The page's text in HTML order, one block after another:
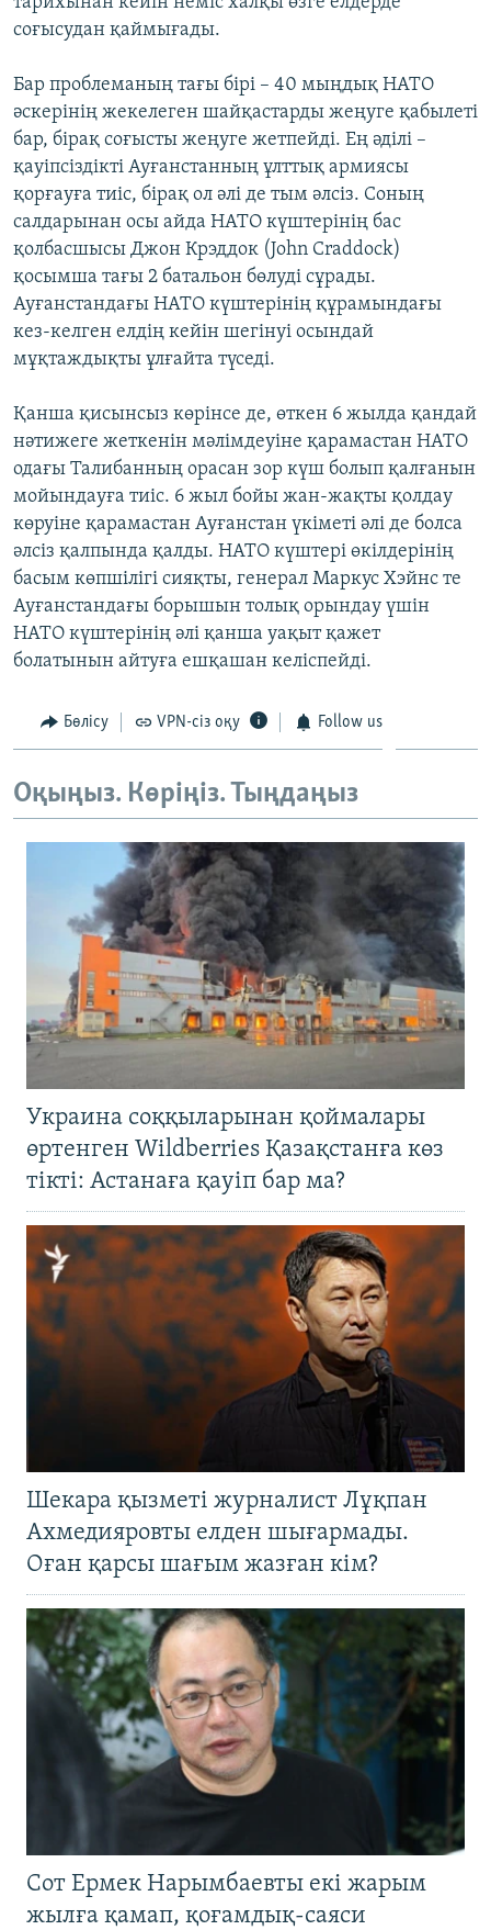
соғысудан қаймығады.
Бар проблеманың тағы бірі – 40 мыңдық НАТО
әскерінің жекелеген шайқастарды жеңуге қабылеті
бар, бірақ соғысты жеңуге жетпейді. Ең әділі –
қауіпсіздікті Ауғанстанның ұлттық армиясы
қорғауға тиіс, бірақ ол әлі де тым әлсіз. Соның
салдарынан осы айда НАТО күштерінің бас
қолбасшысы Джон Крэддок (John Craddock)
қосымша тағы 2 батальон бөлуді сұрады.
Ауғанстандағы НАТО күштерінің құрамындағы
кез-келген елдің кейін шегінуі осындай
мұқтаждықты ұлғайта түседі.
Қанша қисынсыз көрінсе де, өткен 6 жылда қандай
нәтижеге жеткенін мәлімдеуіне қарамастан НАТО
одағы Талибанның орасан зор күш болып қалғанын
мойындауға тиіс. 6 жыл бойы жан-жақты қолдау
көруіне қарамастан Ауғанстан үкіметі әлі де болса
әлсіз қалпында қалды. НАТО күштері өкілдерінің
басым көпшілігі сияқты, генерал Маркус Хэйнс те
Ауғанстандағы борышын толық орындау үшін
НАТО күштерінің әлі қанша уақыт қажет
болатынын айтуға ешқашан келіспейді.
Бөлісу VPN-сіз оқу Follow us
Оқыңыз. Көріңіз. Тыңдаңыз
Украина соққыларынан қоймалары
өртенген Wildberries Қазақстанға көз
тікті: Астанаға қауіп бар ма?
Шекара қызметі журналист Лұқпан
Ахмедияровты елден шығармады.
Оған қарсы шағым жазған кім?
Сот Ермек Нарымбаевты екі жарым
жылға қамап, қоғамдық-саяси